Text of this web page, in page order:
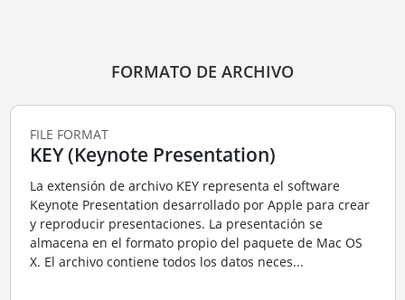
FORMATO DE ARCHIVO
FILE FORMAT
KEY (Keynote Presentation)
La extensión de archivo KEY representa el software
Keynote Presentation desarrollado por Apple para crear
y reproducir presentaciones. La presentación se
almacena en el formato propio del paquete de Mac OS
X. El archivo contiene todos los datos neces...